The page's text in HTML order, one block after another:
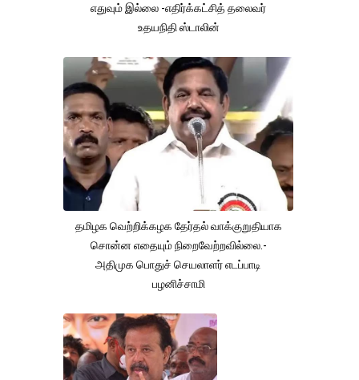
எதுவும் இல்லை -எதிர்க்கட்சித் தலைவர்
உதயநிதி ஸ்டாலின்
தமிழக வெற்றிக்கழக தேர்தல் வாக்குறுதியாக
சொன்ன எதையும் நிறைவேற்றவில்லை.-
அதிமுக பொதுச் செயலாளர் எடப்பாடி
பழனிச்சாமி